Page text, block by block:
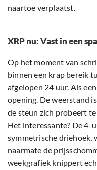
naartoe verplaatst.
XRP nu: Vast in een
Op het moment van
binnen een krap bereik
afgelopen 24 uur. Als
opening. De weerstand
de steun zich probeert
Het interessante? De 4-
symmetrische driehoek,
naarmate de
weekgrafiek knippert